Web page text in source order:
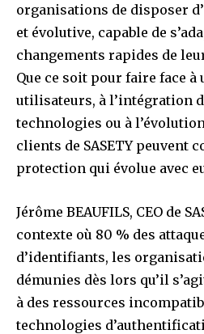
organisations de disposer
et évolutive, capable de
changements rapides de
Que ce soit pour faire face à
utilisateurs, à l’intégration
technologies ou à
clients de SASETY peuvent
protection qui évolue avec
Jérôme BEAUFILS, CEO de
contexte où 80 % des
d’identifiants, les
démunies dès lors qu’il
à des ressources
technologies